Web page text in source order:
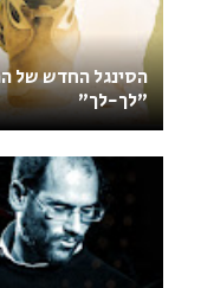
הסינגל החדש של
"לך-לך"